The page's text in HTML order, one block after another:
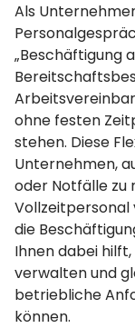
Als
„Beschäftigung
ohne festen
stehen. Diese
Unternehmen,
oder Notfälle zu
Vollzeitpersonal
die
Ihnen dabei
verwalten und
betriebliche
können.